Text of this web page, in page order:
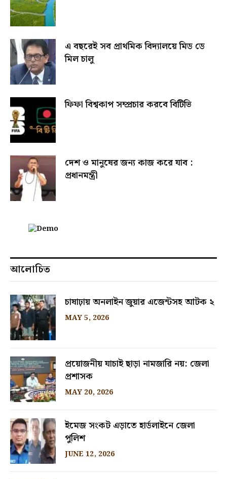
এ বছরেই সব প্রাথমিক বিদ্যালয়ে মিড ডে
মিল চালু
ফিফা বিশ্বকাপ সম্প্রচার করবে বিটিভি
দেশ ও মানুষের জন্য কাজ করে যাব :
প্রধানমন্ত্রী
আলোচিত
চাষাঢ়ায় অনলাইন জুয়ার এজেন্টসহ আটক ২
MAY 5, 2026
প্রয়োজনীয় যাচাই ছাড়া নামজারি নয়: জেলা
প্রশাসক
MAY 20, 2026
ইমেজ সংকট এড়াতে হার্ডলাইনে জেলা
পুলিশ
JUNE 12, 2026